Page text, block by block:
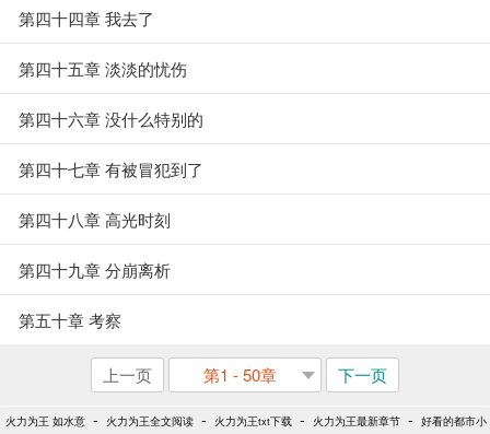
第四十四章 我去了
第四十五章 淡淡的忧伤
第四十六章 没什么特别的
第四十七章 有被冒犯到了
第四十八章 高光时刻
第四十九章 分崩离析
第五十章 考察
上一页 第1 - 50章 下一页
火力为王 如水意 - 火力为王全文阅读 - 火力为王txt下载 - 火力为王最新章节 - 好看的都市小